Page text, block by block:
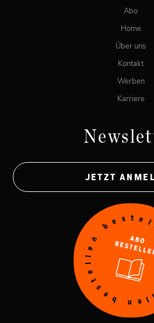
Abo
Home
Über uns
Kontakt
Werben
Karriere
JETZT